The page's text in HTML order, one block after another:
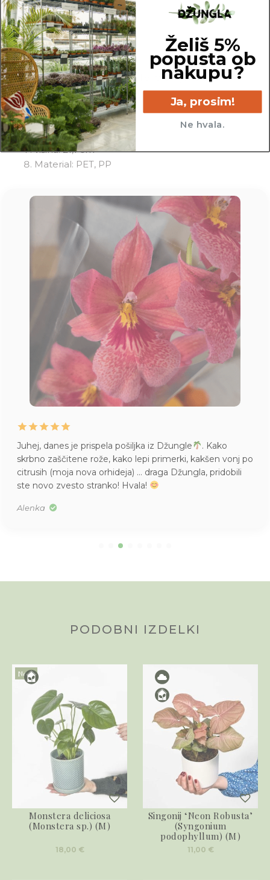
Specifikacije
Tip: pršilka za rastline
Prostornina: 390 ml
Uporaba: vlaženje zemlje, pršenje listov,
pomoč pri kaljenju semen
Dimenzije:
širina: 11,2 cm
globina: 8,1 cm
višina: 21,1 cm
Material: PET, PP
Juhej, danes je prispela pošiljka iz Džungle
. Kako
skrbno zaščitene rože, kako lepi primerki, kakšen vonj po
citrusih (moja nova orhideja) … draga Džungla, pridobili
ste novo zvesto stranko! Hvala!
Alenka
PODOBNI IZDELKI
Novo
Monstera deliciosa
(Monstera sp.) (M)
18,00 €
Singonij ‘Neon Robusta’
(Syngonium
podophyllum) (M)
11,00 €
Želiš 5%
popusta ob
nakupu?
Ja, prosim!
Ne hvala.